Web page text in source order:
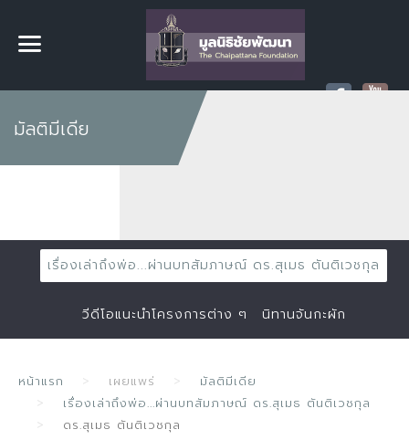
มัลติมีเดีย
เรื่องเล่าถึงพ่อ...ผ่านบทสัมภาษณ์ ดร.สุเมธ ตันติเวชกุล
วีดีโอแนะนำโครงการต่าง ๆ นิทานจันกะผัก
หน้าแรก เผยแพร่
มัลติมีเดีย
เรื่องเล่าถึงพ่อ...ผ่านบทสัมภาษณ์ ดร.สุเมธ ตันติเวชกุล
ดร.สุเมธ ตันติเวชกุล